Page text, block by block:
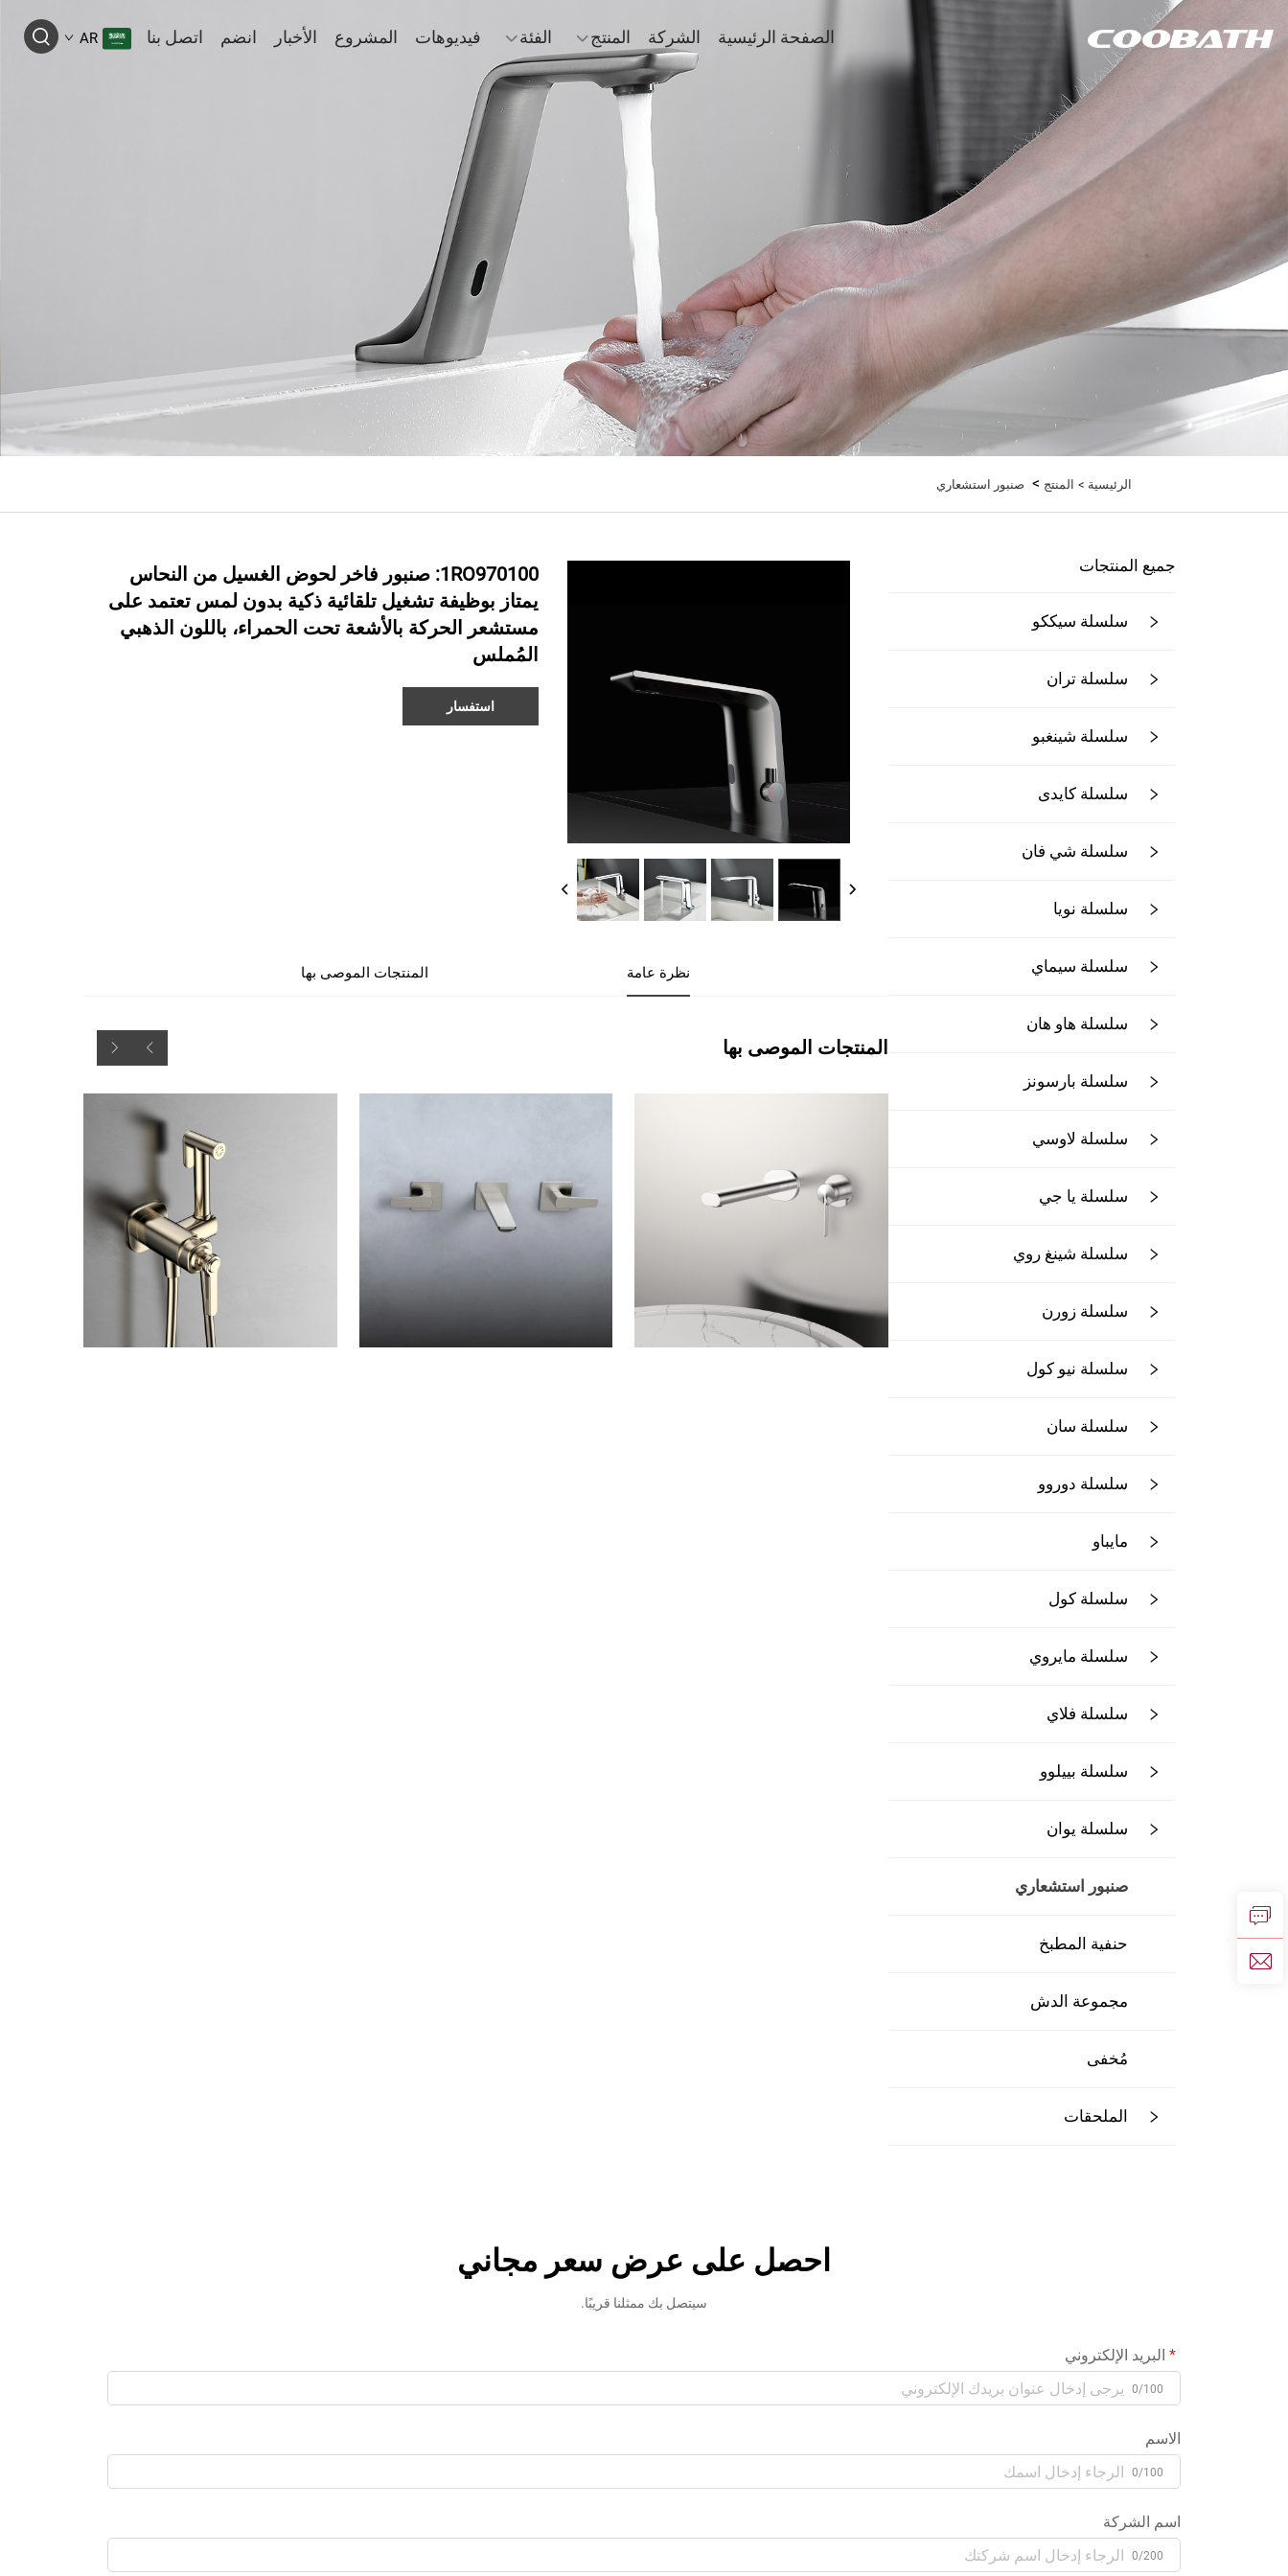
الصفحة الرئيسية الشركة المنتج الفئة فيديوهات المشروع الأخبار انضم اتصل بنا AR
الرئيسية > المنتج > صنبور استشعاري
جميع المنتجات
سلسلة سيككو
سلسلة تران
سلسلة شينغبو
سلسلة كايدى
سلسلة شي فان
سلسلة نويا
سلسلة سيماي
سلسلة هاو هان
سلسلة بارسونز
سلسلة لاوسي
سلسلة يا جي
سلسلة شينغ روي
سلسلة زورن
سلسلة نيو كول
سلسلة سان
سلسلة دوروو
مايباو
سلسلة كول
سلسلة مايروي
سلسلة فلاي
سلسلة بييلوو
سلسلة يوان
صنبور استشعاري
حنفية المطبخ
مجموعة الدش
مُخفى
الملحقات
1RO970100: صنبور فاخر لحوض الغسيل من النحاس
يمتاز بوظيفة تشغيل تلقائية ذكية بدون لمس تعتمد على
مستشعر الحركة بالأشعة تحت الحمراء، باللون الذهبي
المُملس
استفسار
نظرة عامة المنتجات الموصى بها
المنتجات الموصى بها
احصل على عرض سعر مجاني
سيتصل بك ممثلنا قريبًا.
البريد الإلكتروني
0/100
الاسم
0/100
اسم الشركة
0/200